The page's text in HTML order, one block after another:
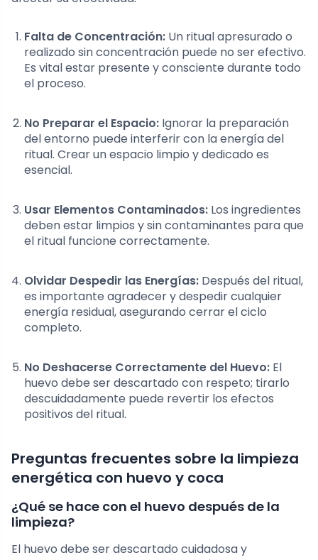
Falta de Concentración: Un ritual apresurado o
realizado sin concentración puede no ser efectivo.
Es vital estar presente y consciente durante todo
el proceso.
No Preparar el Espacio: Ignorar la preparación
del entorno puede interferir con la energía del
ritual. Crear un espacio limpio y dedicado es
esencial.
Usar Elementos Contaminados: Los ingredientes
deben estar limpios y sin contaminantes para que
el ritual funcione correctamente.
Olvidar Despedir las Energías: Después del ritual,
es importante agradecer y despedir cualquier
energía residual, asegurando cerrar el ciclo
completo.
No Deshacerse Correctamente del Huevo: El
huevo debe ser descartado con respeto; tirarlo
descuidadamente puede revertir los efectos
positivos del ritual.
Preguntas frecuentes sobre la limpieza
energética con huevo y coca
¿Qué se hace con el huevo después de la
limpieza?
El huevo debe ser descartado cuidadosa y